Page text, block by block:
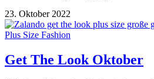
23. Oktober 2022
Plus Size Fashion
Get The Look Oktober